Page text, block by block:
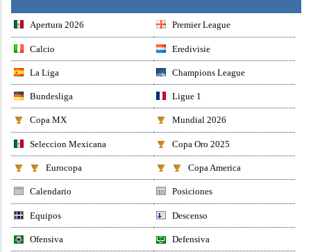
Apertura 2026 Premier League
Calcio Eredivisie
La Liga Champions League
Bundesliga Ligue 1
Copa MX Mundial 2026
Seleccion Mexicana Copa Oro 2025
Eurocopa Copa America
Calendario Posiciones
Equipos Descenso
Ofensiva Defensiva